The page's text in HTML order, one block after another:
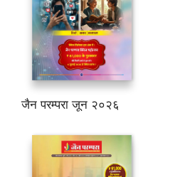
जैन परम्परा जून २०२६